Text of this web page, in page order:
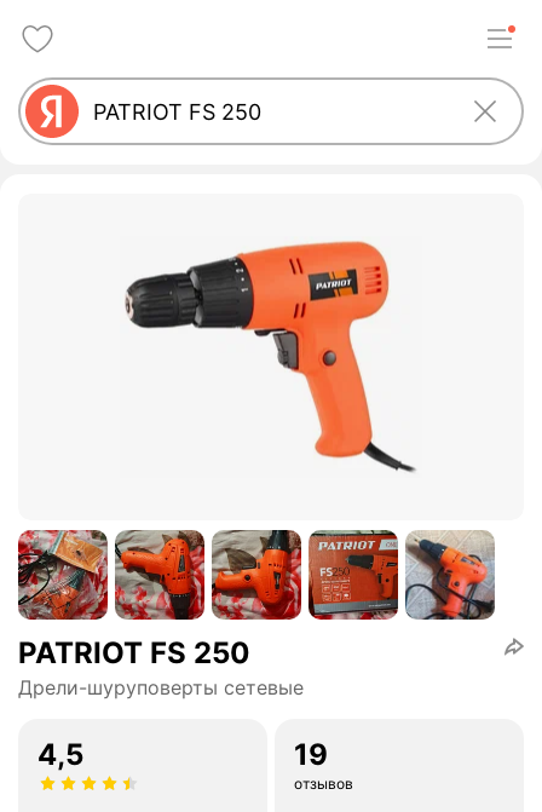
PATRIOT FS 250
Дрели-шуруповерты сетевые
4,5 19
отзывов